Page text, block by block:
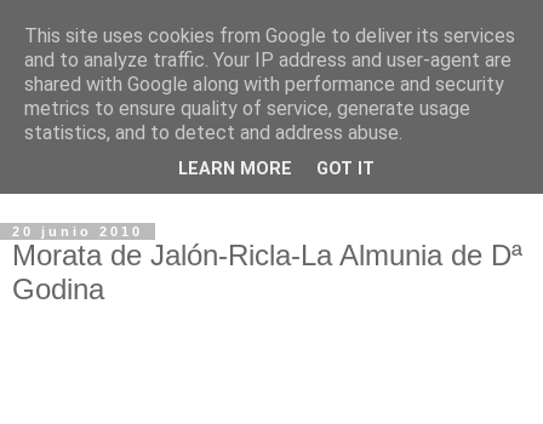
Tracks Cenefos
Página de Cenefos, grupo Senderista de Morata de Jalón
(Zaragoza-España), en el que se difunden los tracks de
nuestras actividades de senderismo.
20 junio 2010
Morata de Jalón-Ricla-La Almunia de Dª
Godina
This site uses cookies from Google to deliver its services
and to analyze traffic. Your IP address and user-agent are
shared with Google along with performance and security
metrics to ensure quality of service, generate usage
statistics, and to detect and address abuse.
LEARN MORE GOT IT